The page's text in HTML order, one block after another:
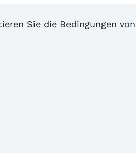
Sie die Bedingungen von